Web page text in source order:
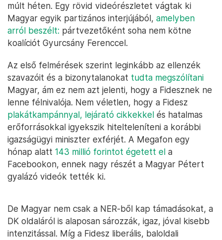
múlt héten. Egy rövid videórészletet vágtak ki
Magyar egyik partizános interjújából, amelyben
arról beszélt: pártvezetőként soha nem kötne
koalíciót Gyurcsány Ferenccel.
Az első felmérések szerint leginkább az ellenzék
szavazóit és a bizonytalanokat tudta megszólítani
Magyar, ám ez nem azt jelenti, hogy a Fidesznek ne
lenne félnivalója. Nem véletlen, hogy a Fidesz
plakátkampánnyal, lejárató cikkekkel és hatalmas
erőforrásokkal igyekszik hitelteleníteni a korábbi
igazságügyi miniszter exférjét. A Megafon egy
hónap alatt 143 millió forintot égetett el a
Facebookon, ennek nagy részét a Magyar Pétert
gyalázó videók tették ki.
De Magyar nem csak a NER-ből kap támadásokat, a
DK oldaláról is alaposan sározzák, igaz, jóval kisebb
intenzitással. Míg a Fidesz liberális, baloldali